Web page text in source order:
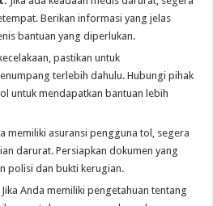
Berikan informasi yang jelas
bantuan yang diperlukan.
pastikan untuk
terlebih dahulu. Hubungi pihak
untuk mendapatkan bantuan lebih
memiliki asuransi pengguna tol, segera
darurat. Persiapkan dokumen yang
polisi dan bukti kerugian.
Jika Anda memiliki pengetahuan tentang